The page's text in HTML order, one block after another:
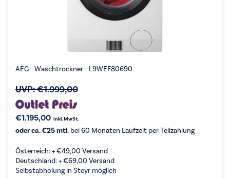
AEG - Waschtrockner - L9WEF80690
UVP:€1.999,00
€1.195,00 inkl. MwSt.
oder ca. €25 mtl. bei 60 Monaten Laufzeit per Teilzahlung
Österreich: +€49,00 Versand
Deutschland: +€69,00 Versand
Selbstabholung in Steyr möglich